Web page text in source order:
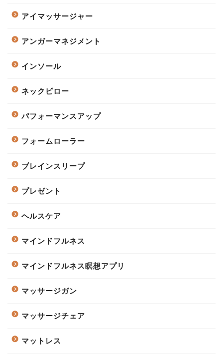
アイマッサージャー
アンガーマネジメント
インソール
ネックピロー
パフォーマンスアップ
フォームローラー
ブレインスリープ
プレゼント
ヘルスケア
マインドフルネス
マインドフルネス瞑想アプリ
マッサージガン
マッサージチェア
マットレス